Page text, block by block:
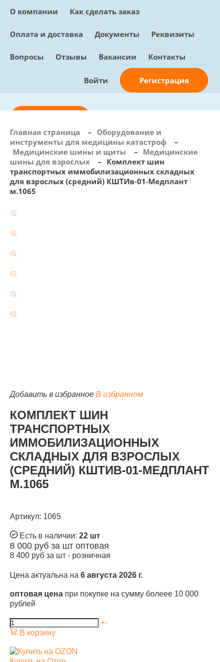
О компании Как сделать заказ
Оплата и доставка Документы Реквизиты
Вопросы Отзывы Вакансии Контакты
Войти Регистрация
info@sunmed.ru
Пн – Пт: с 10:00 - 18:00
+7 (495) 730-90-25
Перезвоните мне
Главная страница – Оборудование и
инструменты для медицины катастроф
–
Медицинские шины и щиты
– Медицинские
шины для взрослых
– Комплект шин
транспортных иммобилизационных складных
для взрослых (средний) КШТИв-01-Медплант
м.1065
Добавить в избранное В избранном
КОМПЛЕКТ ШИН
ТРАНСПОРТНЫХ
ИММОБИЛИЗАЦИОННЫХ
СКЛАДНЫХ ДЛЯ ВЗРОСЛЫХ
(СРЕДНИЙ) КШТИВ-01-МЕДПЛАНТ
М.1065
Артикул: 1065
Есть в наличии: 22 шт
8 000 руб за шт оптовая
8 400 руб за шт - розничная
Цена актуальна на 6 августа 2026 г.
оптовая цена при покупке на сумму болеее 10 000
рублей
+-
В корзину